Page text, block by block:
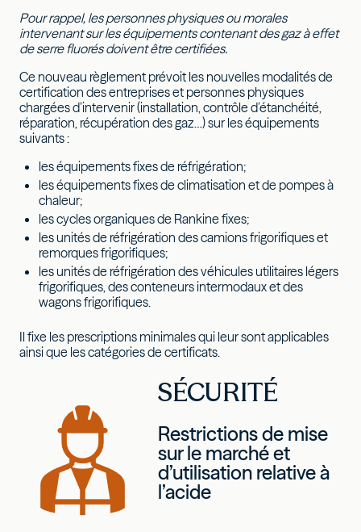
Pour rappel, les personnes physiques ou morales
intervenant sur les équipements contenant des gaz à effet
de serre fluorés doivent être certifiées.
Ce nouveau règlement prévoit les nouvelles modalités de
certification des entreprises et personnes physiques
chargées d’intervenir (installation, contrôle d’étanchéité,
réparation, récupération des gaz…) sur les équipements
suivants :
les équipements fixes de réfrigération;
les équipements fixes de climatisation et de pompes à
chaleur;
les cycles organiques de Rankine fixes;
les unités de réfrigération des camions frigorifiques et
remorques frigorifiques;
les unités de réfrigération des véhicules utilitaires légers
frigorifiques, des conteneurs intermodaux et des
wagons frigorifiques.
Il fixe les prescriptions minimales qui leur sont applicables
ainsi que les catégories de certificats.
SÉCURITÉ
Restrictions de mise
sur le marché et
d’utilisation relative à
l’acide